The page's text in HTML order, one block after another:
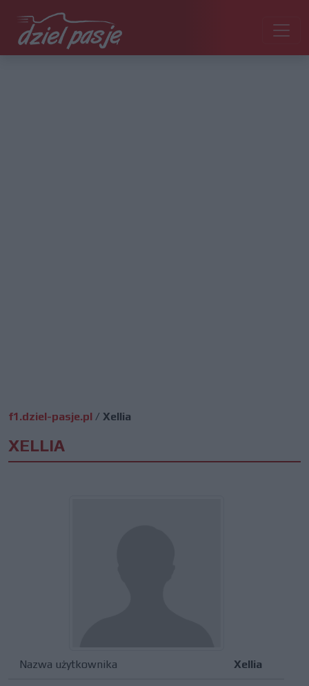
f1.dziel-pasje.pl / Xellia
XELLIA
Nazwa użytkownika Xellia